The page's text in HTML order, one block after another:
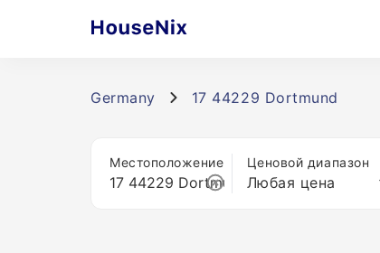
Germany 17 44229 Dortmund
Местоположение Ценовой диапазон
Любая цена